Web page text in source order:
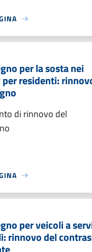
per la sosta nei
residenti:
di rinnovo del
per veicoli a
rinnovo del